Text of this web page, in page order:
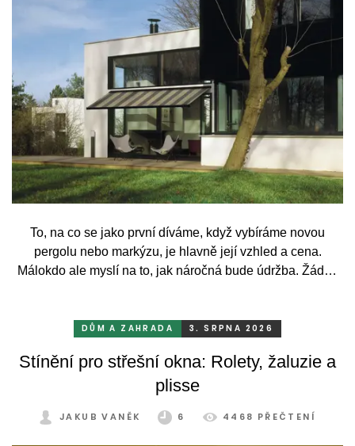
To, na co se jako první díváme, když vybíráme novou
pergolu nebo markýzu, je hlavně její vzhled a cena.
Málokdo ale myslí na to, jak náročná bude údržba. Žádný
mrazu, ale také prachu a pylu, což se na něm dříve či
DŮM A ZAHRADA 3. SRPNA 2026
Stínění pro střešní okna: Rolety, žaluzie a
plisse
JAKUB VANĚK 6 4468 PŘEČTENÍ